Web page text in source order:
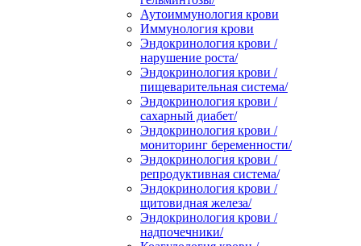
Аутоиммунология крови
Иммунология крови
Эндокринология крови /
нарушение роста/
Эндокринология крови /
пищеварительная система/
Эндокринология крови /
сахарный диабет/
Эндокринология крови /
мониторинг беременности/
Эндокринология крови /
репродуктивная система/
Эндокринология крови /
щитовидная железа/
Эндокринология крови /
надпочечники/